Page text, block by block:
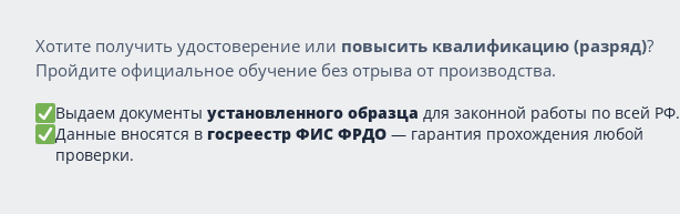
Хотите получить удостоверение или повысить квалификацию (разряд)?
Пройдите официальное обучение без отрыва от производства.
Выдаем документы установленного образца для законной работы по всей РФ.
Данные вносятся в госреестр ФИС ФРДО — гарантия прохождения любой
проверки.